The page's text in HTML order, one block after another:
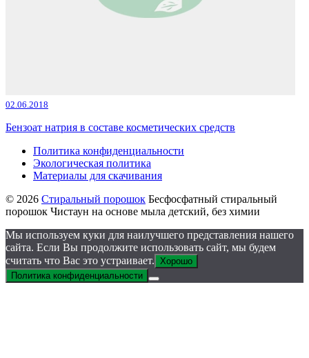
02.06.2018
Бензоат натрия в составе косметических средств
Политика конфиденциальности
Экологическая политика
Материалы для скачивания
© 2026 Стиральный порошок Бесфосфатный стиральный
порошок Чистаун на основе мыла детский, без химии
Мы используем куки для наилучшего представления нашего
сайта. Если Вы продолжите использовать сайт, мы будем
считать что Вас это устраивает. Хорошо
Политика конфиденциальности